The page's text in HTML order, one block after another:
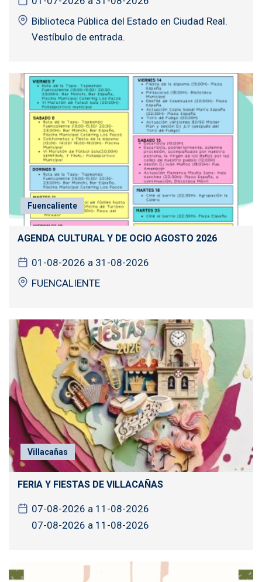
Biblioteca Pública del Estado en Ciudad Real.
Vestíbulo de entrada.
Fuencaliente
AGENDA CULTURAL Y DE OCIO AGOSTO 2026
01-08-2026 a 31-08-2026
FUENCALIENTE
Villacañas
FERIA Y FIESTAS DE VILLACAÑAS
07-08-2026 a 11-08-2026
07-08-2026 a 11-08-2026